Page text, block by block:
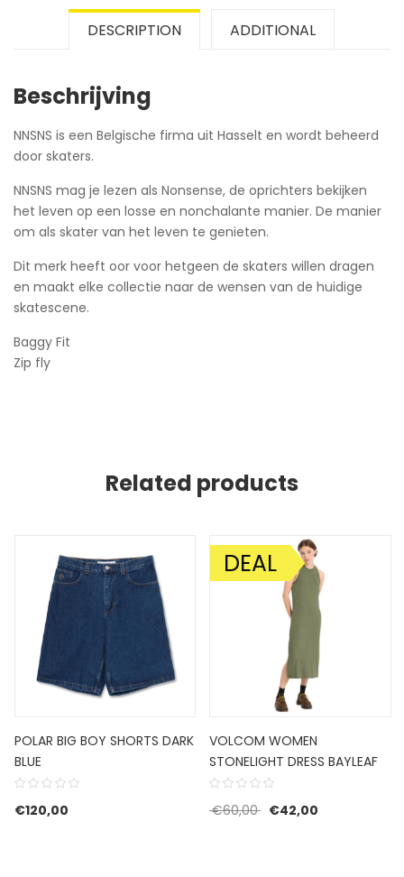
DESCRIPTION ADDITIONAL
Beschrijving
NNSNS is een Belgische firma uit Hasselt en wordt beheerd
door skaters.
NNSNS mag je lezen als Nonsense, de oprichters bekijken
het leven op een losse en nonchalante manier. De manier
om als skater van het leven te genieten.
Dit merk heeft oor voor hetgeen de skaters willen dragen
en maakt elke collectie naar de wensen van de huidige
skatescene.
Baggy Fit
Zip fly
Related products
POLAR BIG BOY SHORTS DARK
BLUE
€120,00
AANBIEDING!
DEAL
VOLCOM WOMEN
STONELIGHT DRESS BAYLEAF
€60,00 Oorspronkelijke prijs
€42,00